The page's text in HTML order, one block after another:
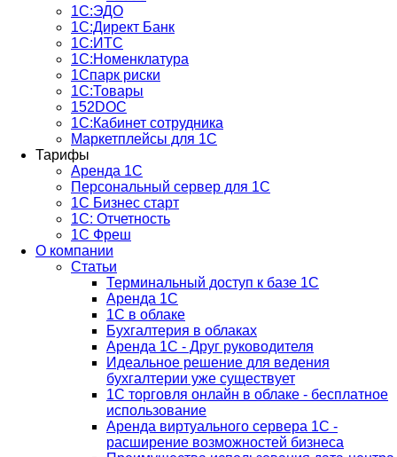
1С:ЭДО
1С:Директ Банк
1С:ИТС
1С:Номенклатура
1Спарк риски
1С:Товары
152DOC
1С:Кабинет сотрудника
Маркетплейсы для 1С
Тарифы
Аренда 1С
Персональный сервер для 1С
1С Бизнес старт
1С: Отчетность
1C Фреш
О компании
Статьи
Терминальный доступ к базе 1С
Аренда 1С
1С в облаке
Бухгалтерия в облаках
Аренда 1С - Друг руководителя
Идеальное решение для ведения
бухгалтерии уже существует
1С торговля онлайн в облаке - бесплатное
использование
Аренда виртуального сервера 1С -
расширение возможностей бизнеса